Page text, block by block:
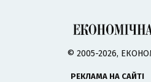
© 2005-2026,
РЕКЛАМА НА САЙТІ